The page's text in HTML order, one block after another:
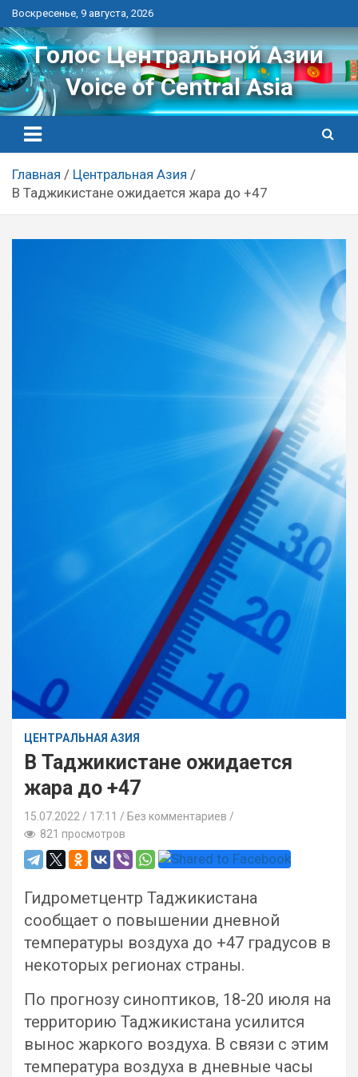
Перейти
к
контенту
Воскресенье, 9 августа, 2026
Голос Центральной Азии
Voice of Central Asia
Главная
Центральная Азия
В Таджикистане ожидается жара до +47
ЦЕНТРАЛЬНАЯ АЗИЯ
В Таджикистане ожидается
жара до +47
15.07.2022 17:11 / Без комментариев
821 просмотров
Гидрометцентр Таджикистана
сообщает о повышении дневной
температуры воздуха до +47 градусов в
некоторых регионах страны.
По прогнозу синоптиков, 18-20 июля на
территорию Таджикистана усилится
вынос жаркого воздуха. В связи с этим
температура воздуха в дневные часы